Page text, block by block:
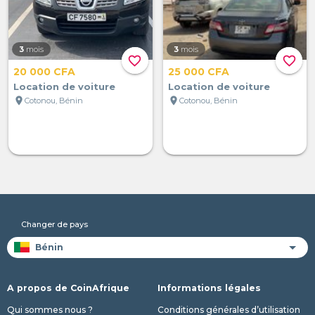
favorite_border
3 mois
20 000 CFA
Location de voiture
location_on Cotonou, Bénin
favorite_border
3 mois
25 000 CFA
Location de voiture
location_on Cotonou, Bénin
Changer de pays
A propos de CoinAfrique
Qui sommes nous ?
Informations légales
Conditions générales d’utilisation